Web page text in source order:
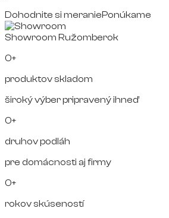
Dohodnite si meraniePonúkame
Showroom Ružomberok
0+
produktov skladom
široký výber pripravený ihneď
0+
druhov podláh
pre domácnosti aj firmy
0+
rokov skúseností